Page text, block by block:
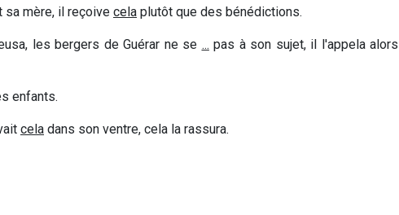
sa mère, il reçoive cela plutôt que des bénédictions.
les bergers de Guérar ne se ... pas à son sujet, il l'appela alors
enfants.
cela dans son ventre, cela la rassura.